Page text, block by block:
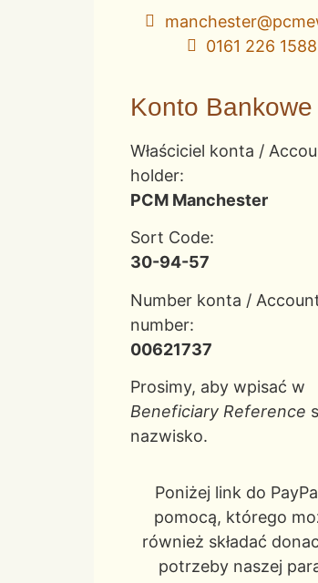
0161 226 1588
Konto Bankowe
Właściciel konta /
holder:
PCM Manchester
Sort Code:
30-94-57
Number konta /
number:
00621737
Prosimy, aby wpisać w
Beneficiary Reference
nazwisko.
Poniżej link do
pomocą, którego
również składać
potrzeby naszej